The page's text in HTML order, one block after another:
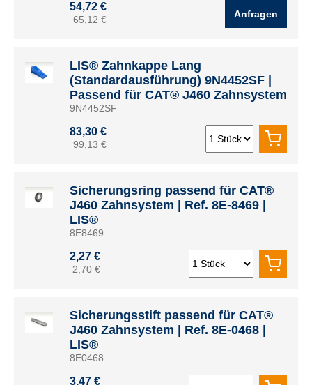
54,72 €
65,12 € Anfragen
LIS® Zahnkappe Lang
(Standardausführung) 9N4452SF |
Passend für CAT® J460 Zahnsystem
9N4452SF
83,30 €
99,13 €
Sicherungsring passend für CAT®
J460 Zahnsystem | Ref. 8E-8469 |
LIS®
8E8469
2,27 €
2,70 €
Sicherungsstift passend für CAT®
J460 Zahnsystem | Ref. 8E-0468 |
LIS®
8E0468
3,47 €